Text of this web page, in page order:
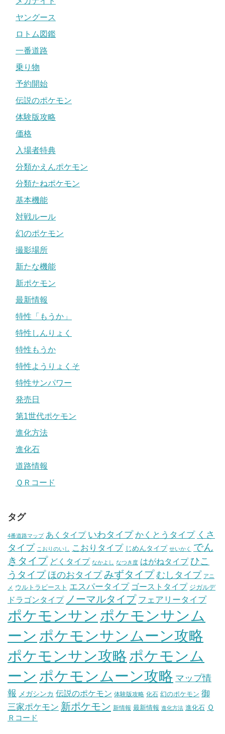
ヤングース
ロトム図鑑
一番道路
乗り物
予約開始
伝説のポケモン
体験版攻略
価格
入場者特典
分類かえんポケモン
分類たねポケモン
基本機能
対戦ルール
幻のポケモン
撮影場所
新たな機能
新ポケモン
最新情報
特性「もうか」
特性しんりょく
特性もうか
特性ようりょくそ
特性サンパワー
発売日
第1世代ポケモン
進化方法
進化石
道路情報
ＱＲコード
タグ
4番道路マップ あくタイプ いわタイプ かくとうタイプ くさ
タイプ こおりのいし こおりタイプ じめんタイプ せいかく
でん
きタイプ どくタイプ なかよし なつき度 はがねタイプ ひこ
うタイプ ほのおタイプ みずタイプ むしタイプ アニ
メ ウルトラビースト エスパータイプ ゴーストタイプ ジガルデ
ドラゴンタイプ ノーマルタイプ フェアリータイプ
ポケモンサン ポケモンサンム
ーン ポケモンサンムーン攻略
ポケモンサン攻略ポケモンム
ーン ポケモンムーン攻略 マップ情
報
メガシンカ 伝説のポケモン 体験版攻略 化石 幻のポケモン 御
三家ポケモン 新ポケモン 新情報 最新情報 進化方法 進化石 Ｑ
Ｒコード